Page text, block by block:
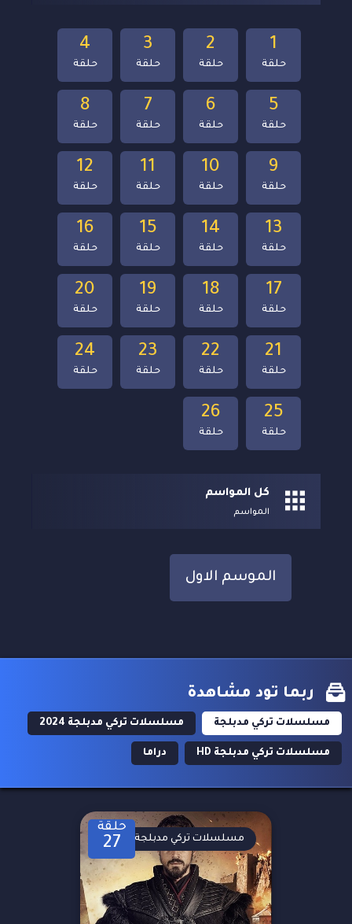
26
حلقة
25
حلقة
24
حلقة
23
حلقة
22
حلقة
21
حلقة
20
حلقة
19
حلقة
18
حلقة
17
حلقة
16
حلقة
15
حلقة
14
حلقة
13
حلقة
12
حلقة
11
حلقة
10
حلقة
9
حلقة
8
حلقة
7
حلقة
6
حلقة
5
حلقة
4
حلقة
3
حلقة
2
حلقة
1
حلقة
كل المواسم
المواسم
الموسم الاول
ربما تود مشاهدة
مسلسلات تركي مدبلجة مسلسلات تركي مدبلجة 2024
مسلسلات تركي مدبلجة HD دراما
حلقة
27 مسلسلات تركي مدبلجة